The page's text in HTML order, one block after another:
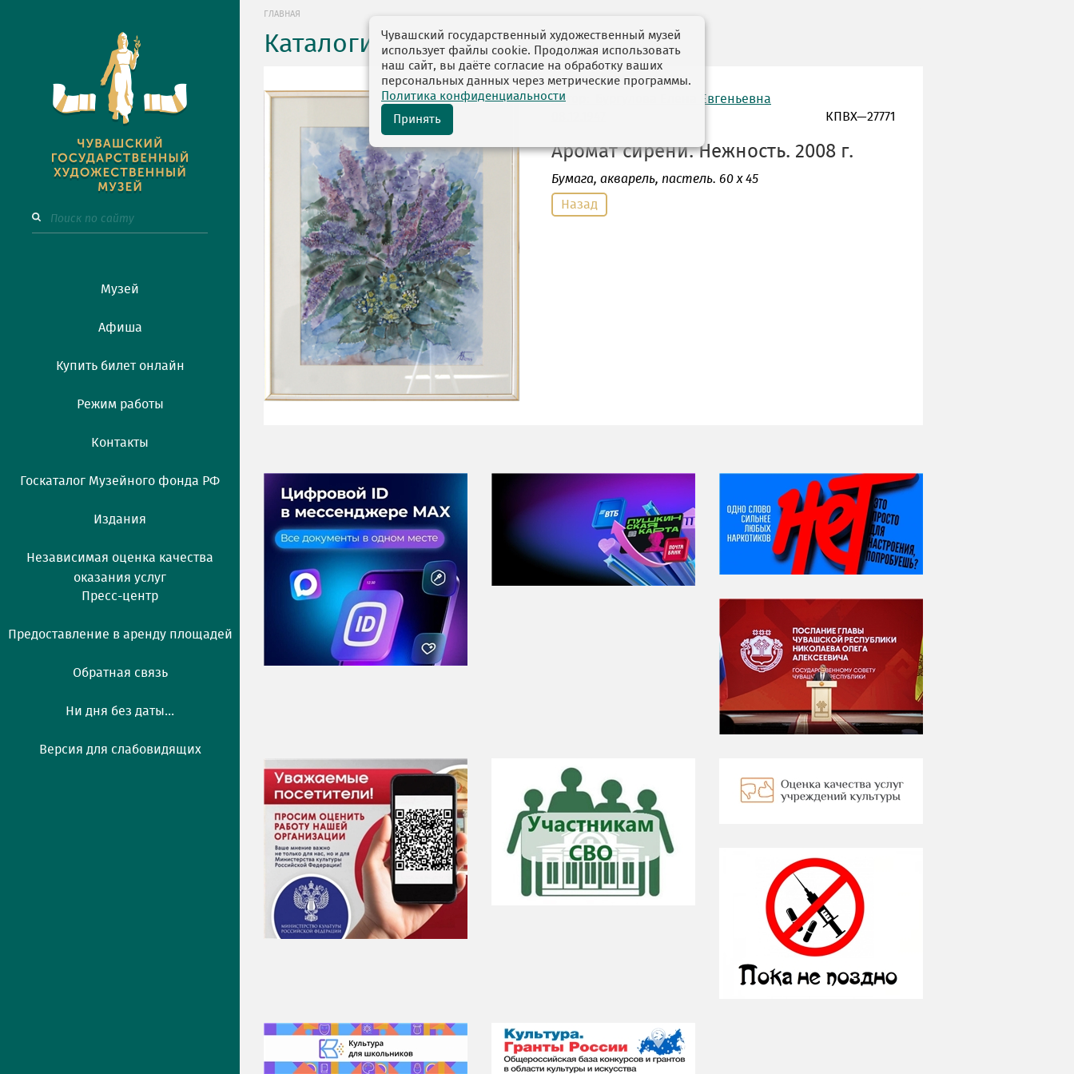
Музей
Афиша
Купить билет онлайн
Режим работы
Контакты
Госкаталог Музейного фонда РФ
Издания
Независимая оценка качества
оказания услуг
Пресс-центр
Предоставление в аренду площадей
Обратная связь
Ни дня без даты...
Версия для слабовидящих
ГЛАВНАЯ
Каталоги выставок
автор: Бургулова Елена Евгеньевна
КПВХ—27771
Аромат сирени. Нежность. 2008 г.
Бумага, акварель, пастель. 60 х 45
Назад
НИ ДНЯ БЕЗ ДАТЫ...
07 августа
Я встретил вас – и
всё былое...
Чувашский государственный художественный музей
использует файлы cookie. Продолжая использовать
наш сайт, вы даёте согласие на обработку ваших
персональных данных через метрические программы.
Политика конфиденциальности
Принять